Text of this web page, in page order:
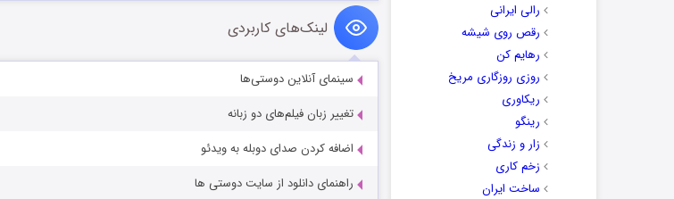
رالی ایرانی
رقص روی شیشه
رهایم کن
روزی روزگاری مریخ
ریکاوری
رینگو
زار و زندگی
زخم کاری
ساخت ایران
لینک‌های کاربردی
سینمای آنلاین دوستی‌ها
تغییر زبان فیلم‌های دو زبانه
اضافه کردن صدای دوبله به ویدئو
راهنمای دانلود از سایت دوستی ها